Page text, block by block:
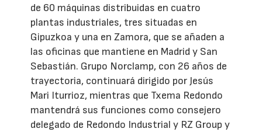
de 60 máquinas distribuidas en cuatro
plantas industriales, tres situadas en
Gipuzkoa y una en Zamora, que se añaden a
las oficinas que mantiene en Madrid y San
Sebastián. Grupo Norclamp, con 26 años de
trayectoria, continuará dirigido por Jesús
Mari Iturrioz, mientras que Txema Redondo
mantendrá sus funciones como consejero
delegado de Redondo Industrial y RZ Group y